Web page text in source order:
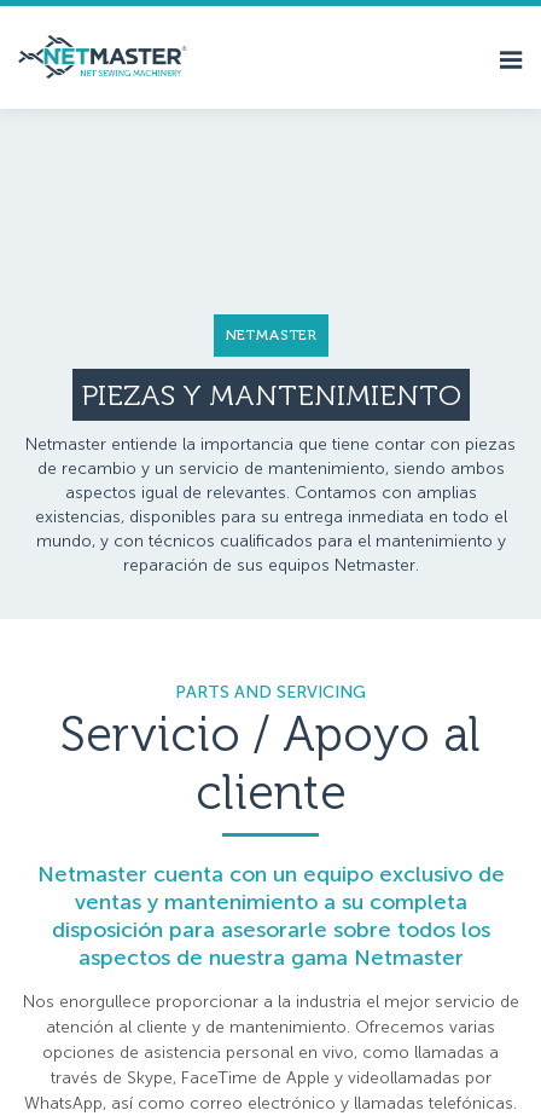
NETMASTER
PIEZAS Y MANTENIMIENTO
Netmaster entiende la importancia que tiene contar con piezas
de recambio y un servicio de mantenimiento, siendo ambos
aspectos igual de relevantes. Contamos con amplias
existencias, disponibles para su entrega inmediata en todo el
mundo, y con técnicos cualificados para el mantenimiento y
reparación de sus equipos Netmaster.
PARTS AND SERVICING
Servicio / Apoyo al
cliente
Netmaster cuenta con un equipo exclusivo de
ventas y mantenimiento a su completa
disposición para asesorarle sobre todos los
aspectos de nuestra gama Netmaster
Nos enorgullece proporcionar a la industria el mejor servicio de
atención al cliente y de mantenimiento. Ofrecemos varias
opciones de asistencia personal en vivo, como llamadas a
través de Skype, FaceTime de Apple y videollamadas por
WhatsApp, así como correo electrónico y llamadas telefónicas.